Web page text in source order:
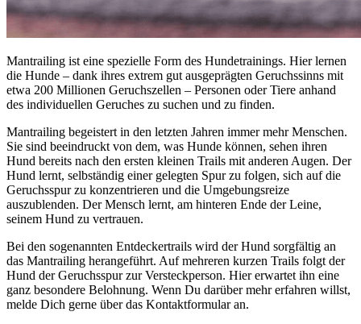
Mantrailing ist eine spezielle Form des Hundetrainings. Hier lernen
die Hunde – dank ihres extrem gut ausgeprägten Geruchssinns mit
etwa 200 Millionen Geruchszellen – Personen oder Tiere anhand
des individuellen Geruches zu suchen und zu finden.
Mantrailing begeistert in den letzten Jahren immer mehr Menschen.
Sie sind beeindruckt von dem, was Hunde können, sehen ihren
Hund bereits nach den ersten kleinen Trails mit anderen Augen. Der
Hund lernt, selbständig einer gelegten Spur zu folgen, sich auf die
Geruchsspur zu konzentrieren und die Umgebungsreize
auszublenden. Der Mensch lernt, am hinteren Ende der Leine,
seinem Hund zu vertrauen.
Bei den sogenannten Entdeckertrails wird der Hund sorgfältig an
das Mantrailing herangeführt. Auf mehreren kurzen Trails folgt der
Hund der Geruchsspur zur Versteckperson. Hier erwartet ihn eine
ganz besondere Belohnung. Wenn Du darüber mehr erfahren willst,
melde Dich gerne über das Kontaktformular an.